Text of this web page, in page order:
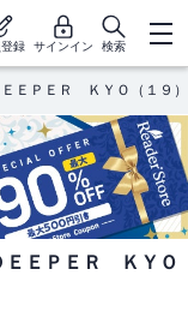
録 サインイン 検索
ＥＰＥＲ ＫＹＯ（１９）
ＥＰＥＲ ＫＹＯ